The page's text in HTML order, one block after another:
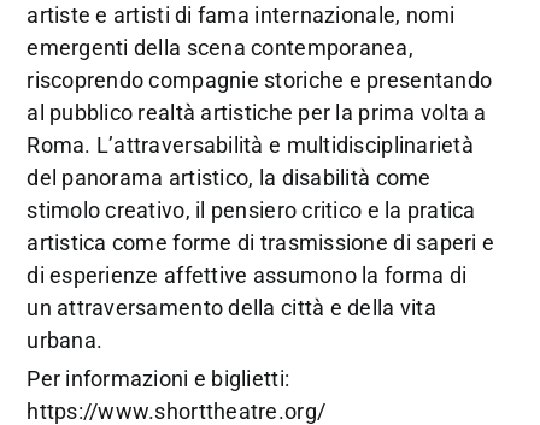
artiste e artisti di fama internazionale, nomi
emergenti della scena contemporanea,
riscoprendo compagnie storiche e presentando
al pubblico realtà artistiche per la prima volta a
Roma. L’attraversabilità e multidisciplinarietà
del panorama artistico, la disabilità come
stimolo creativo, il pensiero critico e la pratica
artistica come forme di trasmissione di saperi e
di esperienze affettive assumono la forma di
un attraversamento della città e della vita
urbana.
Per informazioni e biglietti:
https://www.shorttheatre.org/